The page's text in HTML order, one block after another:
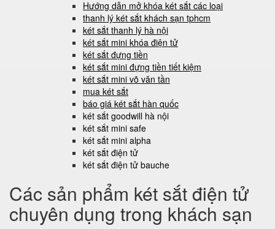
Hướng dẫn mở khóa két sắt các loại
thanh lý két sắt khách sạn tphcm
két sắt thanh lý hà nội
két sắt mini khóa điện tử
két sắt đựng tiền
két sắt mini đựng tiền tiết kiệm
két sắt mini võ văn tần
mua két sắt
báo giá két sắt hàn quốc
két sắt goodwill hà nội
két sắt mini safe
két sắt mini alpha
két sắt điện tử
két sắt điện tử bauche
Các sản phẩm két sắt điện tử
chuyên dụng trong khách sạn